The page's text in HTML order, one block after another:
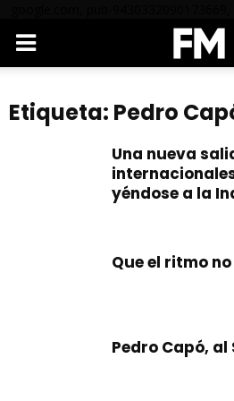
Etiqueta: Pedro
Una nueva
yéndose a la
Que el ritmo
Pedro Capó, al